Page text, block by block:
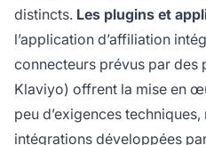
distincts. Les plugins et
l’application d’affiliation
connecteurs prévus par des
Klaviyo) offrent la mise en
peu d’exigences
intégrations développées